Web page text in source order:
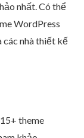
nhất. Có thể
WordPress
các nhà thiết kế
theme